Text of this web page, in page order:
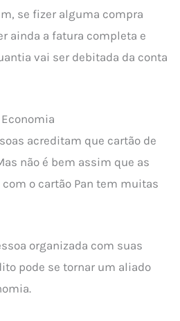
se fizer alguma compra
ainda a fatura completa e
vai ser debitada da conta
acreditam que cartão de
não é bem assim que as
o cartão Pan tem muitas
organizada com suas
pode se tornar um aliado